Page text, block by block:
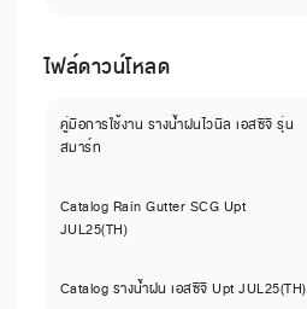
ไฟล์ดาวน์โหลด
คู่มือการใช้งาน รางน้ำฝนไวนิล เอสซีจี รุ่น
สมาร์ท
Catalog Rain Gutter SCG Upt
JUL25(TH)
Catalog รางน้ำฝน เอสซีจี Upt JUL25(TH)